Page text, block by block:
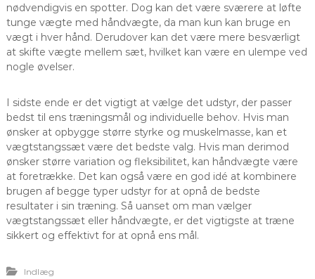
nødvendigvis en spotter. Dog kan det være sværere at løfte
tunge vægte med håndvægte, da man kun kan bruge en
vægt i hver hånd. Derudover kan det være mere besværligt
at skifte vægte mellem sæt, hvilket kan være en ulempe ved
nogle øvelser.
I sidste ende er det vigtigt at vælge det udstyr, der passer
bedst til ens træningsmål og individuelle behov. Hvis man
ønsker at opbygge større styrke og muskelmasse, kan et
vægtstangssæt være det bedste valg. Hvis man derimod
ønsker større variation og fleksibilitet, kan håndvægte være
at foretrække. Det kan også være en god idé at kombinere
brugen af begge typer udstyr for at opnå de bedste
resultater i sin træning. Så uanset om man vælger
vægtstangssæt eller håndvægte, er det vigtigste at træne
sikkert og effektivt for at opnå ens mål.
Indlæg